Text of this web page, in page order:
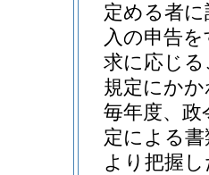
定める者
入の申告
求に応じ
規定にか
毎年度、
定による
より把握